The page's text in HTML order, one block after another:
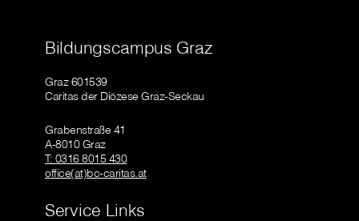
Bildungscampus Graz
Graz 601539
Caritas der Diözese Graz-Seckau
Grabenstraße 41
A-8010 Graz
T: 0316 8015 430
office(at)bc-caritas.at
Service Links